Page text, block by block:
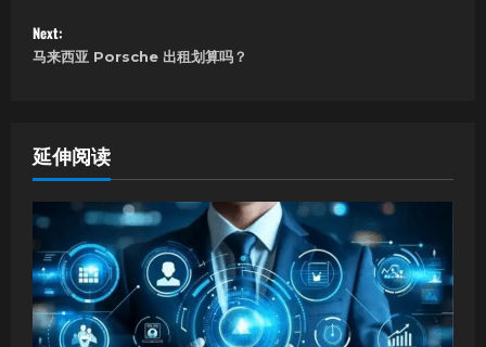
s
n
a
v
i
g
Next:
马来西亚 Porsche 出租划算吗？
延伸阅读